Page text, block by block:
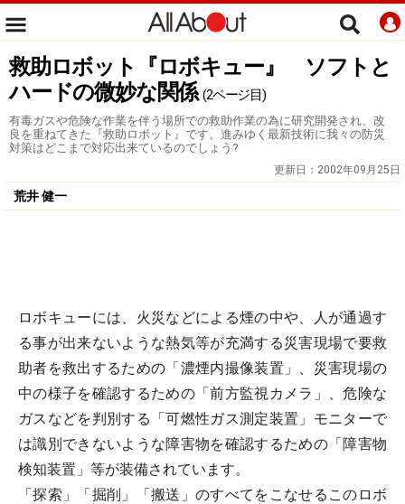
救助ロボット『ロボキュー』 ソフトと
ハードの微妙な関係 (2ページ目)
有毒ガスや危険な作業を伴う場所での救助作業の為に研究開発され、改
良を重ねてきた『救助ロボット』です。進みゆく最新技術に我々の防災
対策はどこまで対応出来ているのでしょう?
更新日： 2002年09月25日
荒井 健一
ロボキューには、火災などによる煙の中や、人が通過す
る事が出来ないような熱気等が充満する災害現場で要救
助者を救出するための「濃煙内撮像装置」、災害現場の
中の様子を確認するための「前方監視カメラ」、危険な
ガスなどを判別する「可燃性ガス測定装置」モニターで
は識別できないような障害物を確認するための「障害物
検知装置」等が装備されています。
「探索」「掘削」「搬送」のすべてをこなせるこのロボ